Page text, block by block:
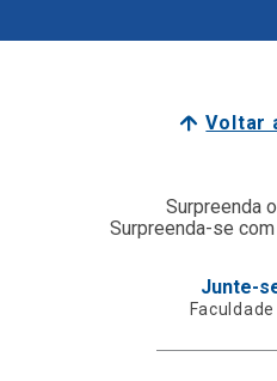
Voltar
Surpreenda
Surpreenda-se
Junte-